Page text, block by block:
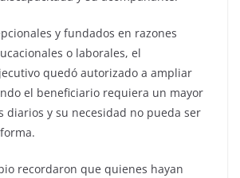
y fundados en razones
o laborales, el
quedó autorizado a ampliar
el beneficiario requiera un mayor
diarios y su necesidad no pueda ser
recordaron que quienes hayan